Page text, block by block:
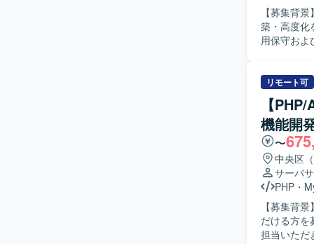
【募集背
築・高度化を推進
用保守およ
環境にお
リティ監
キュメン
る人物像】
ダンな技術
りながら、自
力】 比較
て経験で
シフトや
術スタッ
や分析基盤
ます。 【開発環境】 AWSを中心としたクラウドインフラ上で、TerraformやCloudFormationな
リモート可
【
機能開
〜
中央区
サーバ
PHP ・
【募集背
だける方を募集しております。
担当いただ